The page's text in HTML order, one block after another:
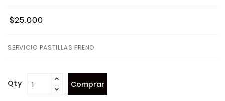
$25.000
SERVICIO PASTILLAS FRENO
Qty Comprar